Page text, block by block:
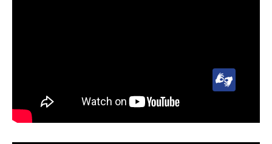
Lengua
de